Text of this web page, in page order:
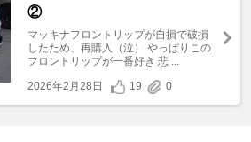
②
マッキナフロントリップが自損で破損
したため、再購入（泣） やっぱりこの
フロントリップが一番好き 悲 ...
2026年2月28日
19 0